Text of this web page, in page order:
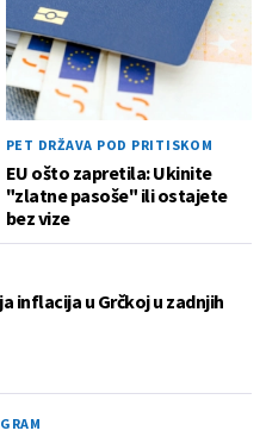
PET DRŽAVA POD PRITISKOM
EU ošto zapretila: Ukinite
"zlatne pasoše" ili ostajete
bez vize
inflacija u Grčkoj u zadnjih